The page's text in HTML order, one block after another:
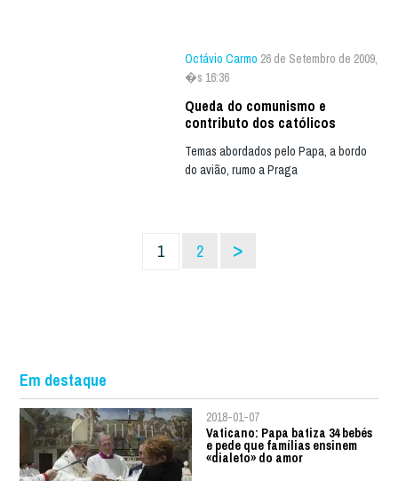
Octávio Carmo 26 de Setembro de 2009,
�s 16:36
Queda do comunismo e
contributo dos católicos
Temas abordados pelo Papa, a bordo
do avião, rumo a Praga
1 2 >
Em destaque
2018-01-07
Vaticano: Papa batiza 34 bebés
e pede que famílias ensinem
«dialeto» do amor